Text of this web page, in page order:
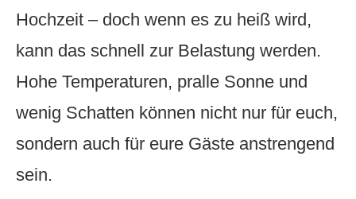
Hochzeit – doch wenn es zu heiß wird,
kann das schnell zur Belastung werden.
Hohe Temperaturen, pralle Sonne und
wenig Schatten können nicht nur für euch,
sondern auch für eure Gäste anstrengend
sein.